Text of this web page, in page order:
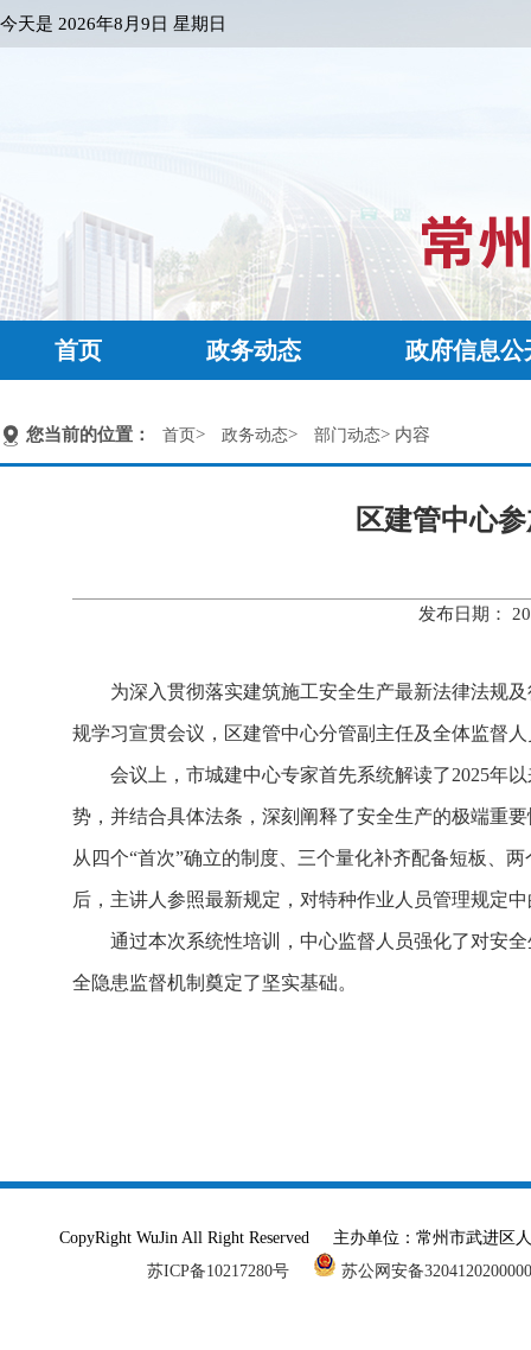
今天是 2026年8月9日 星期日
首页 政务动态 政府信息公
您当前的位置： 首页> 政务动态> 部门动态> 内容
区建管中心
发布日期：
为深入贯彻落实建筑施工安全生产最新法律法规
规学习宣贯会议，区建管中心分管副主任及全体监督
会议上，市城建中心专家首先系统解读了2025年
势，并结合具体法条，深刻阐释了安全生产的极端重
从四个“首次”确立的制度、三个量化补齐配备短板、
后，主讲人参照最新规定，对特种作业人员管理规定
通过本次系统性培训，中心监督人员强化了对安
全隐患监督机制奠定了坚实基础。
CopyRight WuJin All Right Reserved 主办单位：常州市武进
苏ICP备10217280号
苏公网安备